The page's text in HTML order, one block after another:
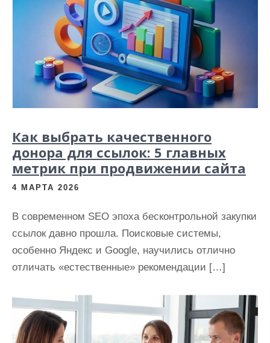
Как выбрать качественного
донора для ссылок: 5 главных
метрик при продвижении сайта
4 МАРТА 2026
В современном SEO эпоха бесконтрольной закупки
ссылок давно прошла. Поисковые системы,
особенно Яндекс и Google, научились отлично
отличать «естественные» рекомендации […]